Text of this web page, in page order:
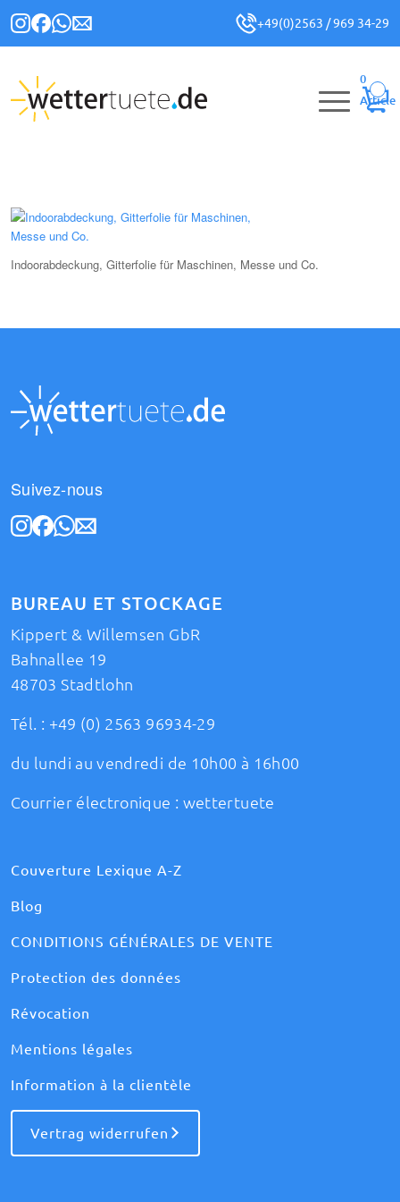
+49(0)2563 / 969 34-29
0
Article
Indoorabdeckung, Gitterfolie für Maschinen, Messe und Co.
Suivez-nous
BUREAU ET STOCKAGE
Kippert & Willemsen GbR
Bahnallee 19
48703 Stadtlohn
Tél. : +49 (0) 2563 96934-29
du lundi au vendredi de 10h00 à 16h00
Courrier électronique : wettertuete
Couverture Lexique A-Z
Blog
CONDITIONS GÉNÉRALES DE VENTE
Protection des données
Révocation
Mentions légales
Information à la clientèle
Vertrag widerrufen